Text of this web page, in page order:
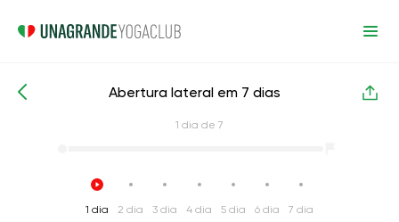
Cursos de yoga intensivos Abertura de pernas
Abertura lateral em 7 dias
1 dia de 7
1 dia 2 dia 3 dia 4 dia 5 dia 6 dia 7 dia